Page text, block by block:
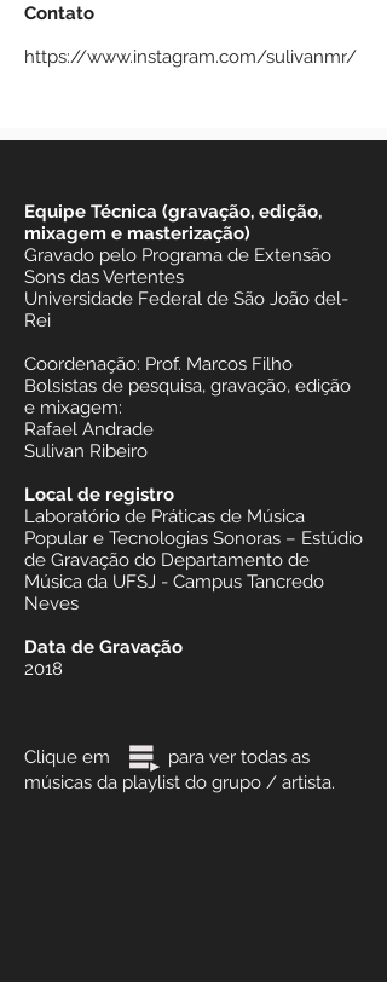
Contato
https://www.instagram.com/sulivanmr/
Equipe Técnica (gravação, edição,
mixagem e masterização)
Gravado pelo Programa de Extensão
Sons das Vertentes
Universidade Federal de São João del-
Rei
Coordenação: Prof. Marcos Filho
Bolsistas de pesquisa, gravação, edição
e mixagem:
Rafael Andrade
Sulivan Ribeiro
Local de registro
Laboratório de Práticas de Música
Popular e Tecnologias Sonoras – Estúdio
de Gravação do Departamento de
Música da UFSJ - Campus Tancredo
Neves
Data de Gravação
2018
Clique em para ver todas as
músicas da playlist do grupo / artista.